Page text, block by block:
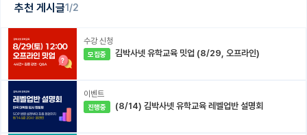
추천 게시글1/2
수강 신청
모집중 김박사넷 유학교육 밋업 (8/29, 오프라인)
이벤트
진행중 (8/14) 김박사넷 유학교육 레벨업반 설명회